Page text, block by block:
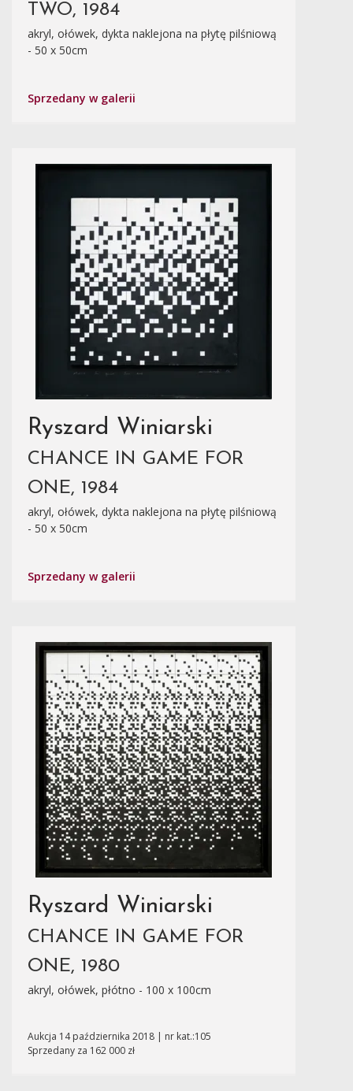
TWO, 1984
akryl, ołówek, dykta naklejona na płytę pilśniową
- 50 x 50cm
Sprzedany w galerii
Ryszard Winiarski
CHANCE IN GAME FOR
ONE, 1984
akryl, ołówek, dykta naklejona na płytę pilśniową
- 50 x 50cm
Sprzedany w galerii
Ryszard Winiarski
CHANCE IN GAME FOR
ONE, 1980
akryl, ołówek, płótno - 100 x 100cm
Aukcja 14 października 2018 | nr kat.:105
Sprzedany za 162 000 zł